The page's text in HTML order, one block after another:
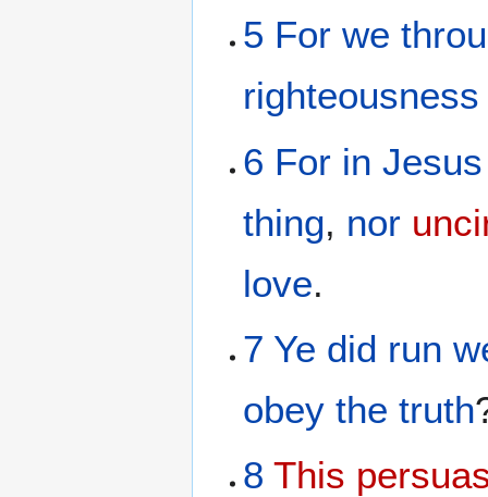
5 For we
righteousness
6 For in Jesus
thing, nor
love.
7 Ye did run
obey the truth
8 This